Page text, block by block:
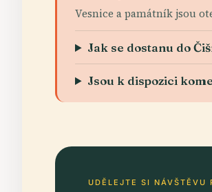
Vesnice a památník jsou
Jak se dostanu do
Jsou k dispozici
UDĚLEJTE SI NÁVŠTĚVU